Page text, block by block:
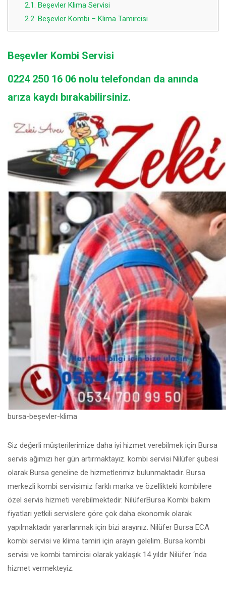
2.1. Beşevler Klima Servisi
2.2. Beşevler Kombi – Klima Tamircisi
Beşevler Kombi Servisi
0224 250 16 06 nolu telefondan da anında
arıza kaydı bırakabilirsiniz.
bursa-beşevler-klima
Siz değerli müşterilerimize daha iyi hizmet verebilmek için Bursa
servis ağımızı her gün artırmaktayız. kombi servisi Nilüfer şubesi
olarak Bursa geneline de hizmetlerimiz bulunmaktadır. Bursa
merkezli kombi servisimiz farklı marka ve özellikteki kombilere
özel servis hizmeti verebilmektedir. NilüferBursa Kombi bakım
fiyatları yetkili servislere göre çok daha ekonomik olarak
yapılmaktadır yararlanmak için bizi arayınız. Nilüfer Bursa ECA
kombi servisi ve klima tamiri için arayın gelelim. Bursa kombi
servisi ve kombi tamircisi olarak yaklaşık 14 yıldır Nilüfer ‘nda
hizmet vermekteyiz.